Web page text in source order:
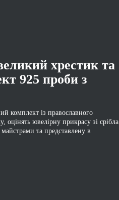
хрестик та
925 проби з
комплект із православного
ювелірну прикрасу зі срібла
та представлену в